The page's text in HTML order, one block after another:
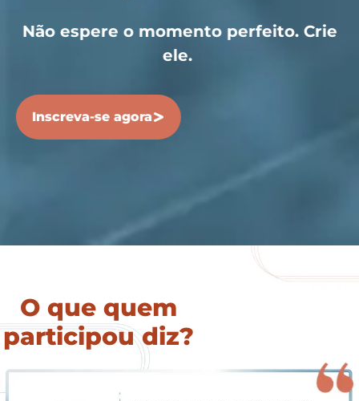
Não espere o momento perfeito. Crie
ele.
Inscreva-se agora
O que quem
participou diz?